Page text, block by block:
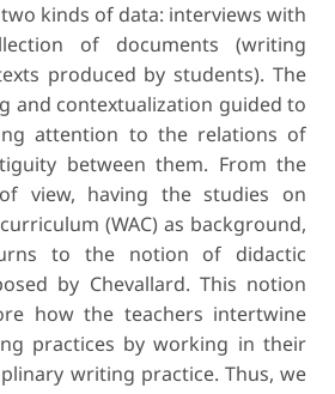
kinds of data: interviews with
of documents (writing
produced by students). The
and contextualization guided to
attention to the relations of
between them. From the
view, having the studies on
(WAC) as background,
to the notion of didactic
by Chevallard. This notion
how the teachers intertwine
practices by working in their
writing practice. Thus, we